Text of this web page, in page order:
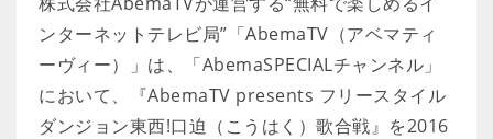
ンターネットテレビ局”「AbemaTV（アベマティ
ーヴィー）」は、「AbemaSPECIALチャンネル」
において、『AbemaTV presents フリースタイル
ダンジョン東西!口迫（こうはく）歌合戦』を2016